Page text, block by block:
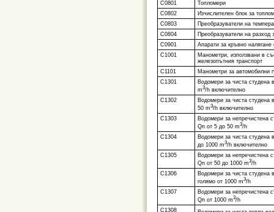
С0801
Топломери
С0802
Изчислителен блок за
С0803
Преобразуватели на
С0804
Преобразуватели на разход
С0901
Апарати за кръвно
С1001
Манометри, използвани в
железопътния транспорт
С1101
Манометри за автомобилни
С1301
Водомери за чиста студена
m3/h включително
С1302
Водомери за чиста студена
50 m3/h включително
С1303
Водомери за непречистена
Qn от 5 до 50 m3/h
С1304
Водомери за чиста студена
до 1000 m3/h включително
С1305
Водомери за непречистена
Qn от 50 до 1000 m3/h
С1306
Водомери за чиста студена
голямо от 1000 m3/h
С1307
Водомери за непречистена
Qn от 1000 m3/h
С1308